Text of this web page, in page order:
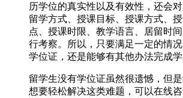
历学位的真实性以及有效性，还会
留学方式、授课目标、授课方式、
点、授课时限、教学语言、居留时
行考察。所以，只要满足一定的情
学位证，还是能够有其他办法完成学
留学生没有学位证虽然很遗憾，但是
想要轻松解决这类难题，可以在线